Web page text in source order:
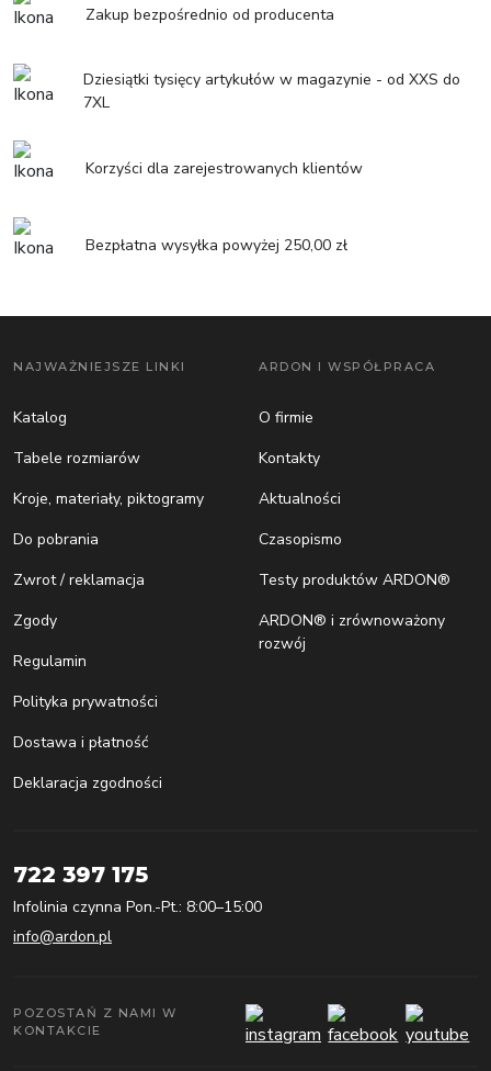
Zakup bezpośrednio od producenta
Dziesiątki tysięcy artykułów w magazynie - od XXS do
7XL
Korzyści dla zarejestrowanych klientów
Bezpłatna wysyłka powyżej 250,00 zł
NAJWAŻNIEJSZE LINKI
Katalog
Tabele rozmiarów
Kroje, materiały, piktogramy
Do pobrania
Zwrot / reklamacja
Zgody
Regulamin
Polityka prywatności
Dostawa i płatność
Deklaracja zgodności
ARDON I WSPÓŁPRACA
O firmie
Kontakty
Aktualności
Czasopismo
Testy produktów ARDON®
ARDON® i zrównoważony
rozwój
722 397 175
Infolinia czynna Pon.-Pt.: 8:00–15:00
info@ardon.pl
POZOSTAŃ Z NAMI W
KONTAKCIE